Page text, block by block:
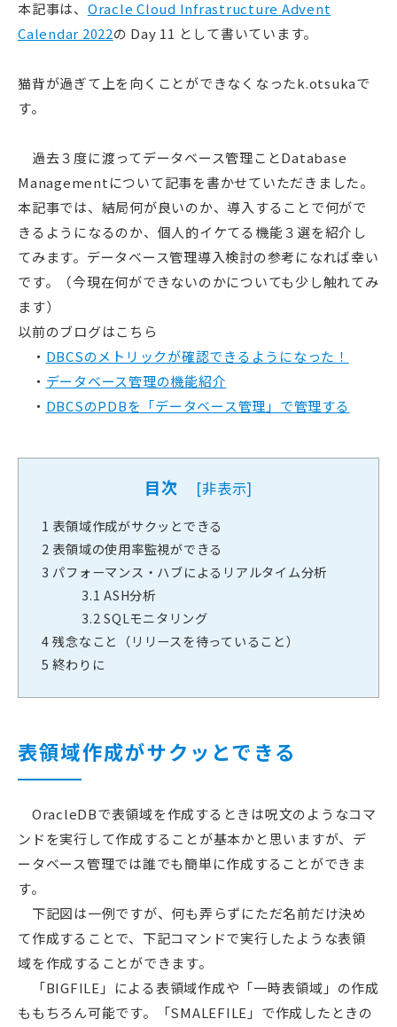
本記事は、 Oracle Cloud Infrastructure Advent
Calendar 2022の Day 11 として書いています。
猫背が過ぎて上を向くことができなくなったk.otsukaで
す。
過去３度に渡ってデータベース管理ことDatabase
Managementについて記事を書かせていただきました。
本記事では、結局何が良いのか、導入することで何がで
きるようになるのか、個人的イケてる機能３選を紹介し
てみます。データベース管理導入検討の参考になれば幸い
です。（今現在何ができないのかについても少し触れてみ
ます）
以前のブログはこちら
・ DBCSのメトリックが確認できるようになった！
・ データベース管理の機能紹介
・ DBCSのPDBを「データベース管理」で管理する
目次 [非表示]
1 表領域作成がサクッとできる
2 表領域の使用率監視ができる
3 パフォーマンス・ハブによるリアルタイム分析
3.1 ASH分析
3.2SQLモニタリング
4残念なこと（リリースを待っていること）
5 終わりに
表領域作成がサクッとできる
OracleDBで表領域を作成するときは呪文のようなコマ
ンドを実行して作成することが基本かと思いますが、デ
ータベース管理では誰でも簡単に作成することができま
す。
下記図は一例ですが、何も弄らずにただ名前だけ決め
て作成することで、下記コマンドで実行したような表領
域を作成することができます。
「BIGFILE」による表領域作成や「一時表領域」の作成
ももちろん可能です。「SMALEFILE」で作成したときの